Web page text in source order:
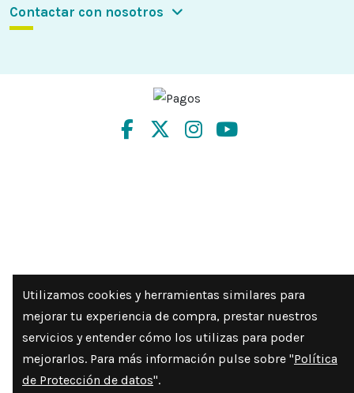
Contactar con nosotros
Utilizamos cookies y herramientas similares para
mejorar tu experiencia de compra, prestar nuestros
servicios y entender cómo los utilizas para poder
mejorarlos. Para más información pulse sobre "Política
de Protección de datos".